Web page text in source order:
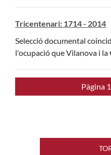
Tricentenari: 1714 - 2014
Selecció documental
l'ocupació que Vilanova i la
Pàgina